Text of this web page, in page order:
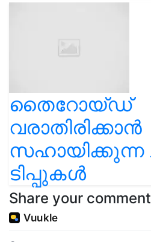
തൈറോയ്ഡ്
വരാതിരിക്കാൻ
സഹായിക്കുന്ന
ടിപ്പുകൾ
Share your